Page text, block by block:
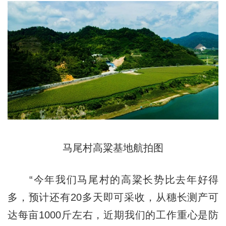
马尾村高粱基地航拍图
“今年我们马尾村的高粱长势比去年好得
多，预计还有20多天即可采收，从穗长测产可
达每亩1000斤左右，近期我们的工作重心是防